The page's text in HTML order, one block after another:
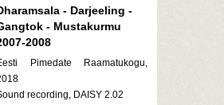
- Darjeeling -
- Mustakurmu
2008
Pimedate Raamatukogu,
recording, DAISY 2.02